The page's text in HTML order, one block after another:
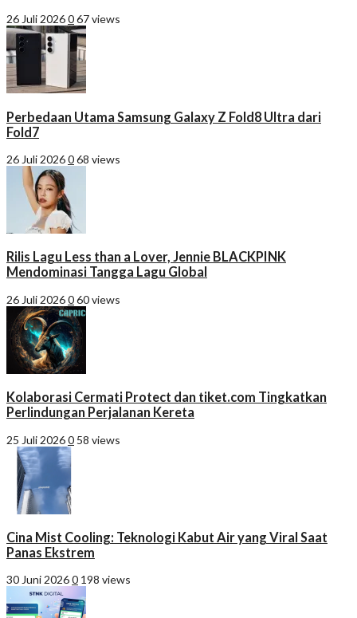
26 Juli 2026067 views
Perbedaan Utama Samsung Galaxy Z Fold8 Ultra dari
Fold7
26 Juli 2026068 views
Rilis Lagu Less than a Lover, Jennie BLACKPINK
Mendominasi Tangga Lagu Global
26 Juli 2026060 views
Kolaborasi Cermati Protect dan tiket.com Tingkatkan
Perlindungan Perjalanan Kereta
25 Juli 20260 58 views
Cina Mist Cooling: Teknologi Kabut Air yang Viral Saat
Panas Ekstrem
30 Juni 20260 198 views